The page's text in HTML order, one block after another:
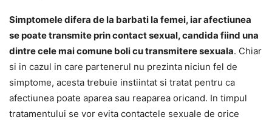
Simptomele difera de la barbati la femei, iar afectiunea
se poate transmite prin contact sexual, candida fiind una
dintre cele mai comune boli cu transmitere sexuala. Chiar
si in cazul in care partenerul nu prezinta niciun fel de
simptome, acesta trebuie instiintat si tratat pentru ca
afectiunea poate aparea sau reaparea oricand. In timpul
tratamentului se vor evita contactele sexuale de orice